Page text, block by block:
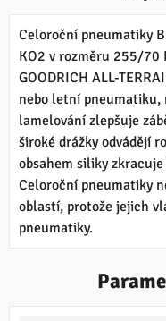
Celoroční pneumatiky
KO2 v rozměru 255/70
GOODRICH ALL-
nebo letní pneumatiku,
lamelování zlepšuje
široké drážky odvádějí
obsahem siliky
Celoroční pneumatiky
oblastí, protože jejich
pneumatiky.